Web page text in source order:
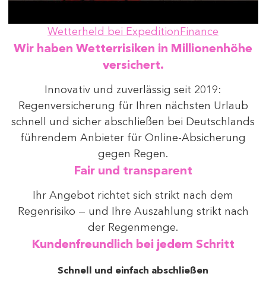
Wetterheld bei ExpeditionFinance
Wir haben Wetterrisiken in Millionenhöhe
versichert.
Innovativ und zuverlässig seit 2019:
Regenversicherung für Ihren nächsten Urlaub
schnell und sicher abschließen bei Deutschlands
führendem Anbieter für Online-Absicherung
gegen Regen.
Fair und transparent
Ihr Angebot richtet sich strikt nach dem
Regenrisiko — und Ihre Auszahlung strikt nach
der Regenmenge.
Kundenfreundlich bei jedem Schritt
Schnell und einfach abschließen